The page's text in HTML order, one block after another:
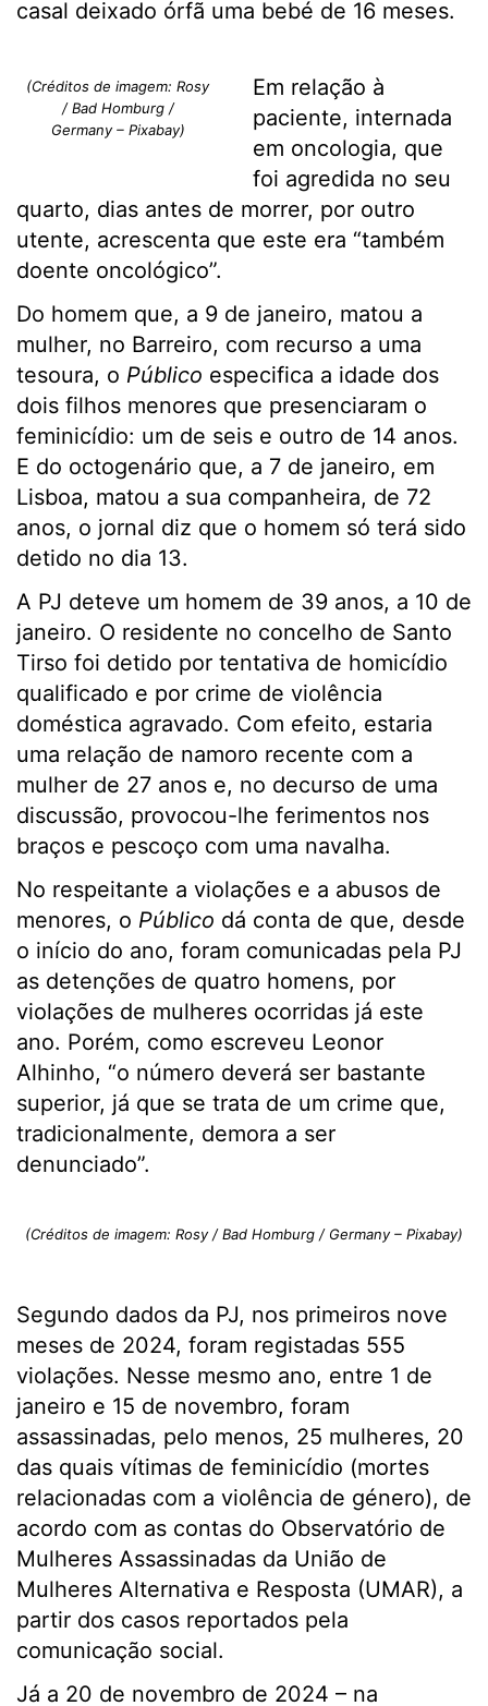
casal deixado órfã uma bebé de 16 meses.
(Créditos de imagem: Rosy
/ Bad Homburg /
Germany – Pixabay)
Em relação à
paciente, internada
em oncologia, que
foi agredida no seu
quarto, dias antes de morrer, por outro
utente, acrescenta que este era “também
doente oncológico”.
Do homem que, a 9 de janeiro, matou a
mulher, no Barreiro, com recurso a uma
tesoura, o Público especifica a idade dos
dois filhos menores que presenciaram o
feminicídio: um de seis e outro de 14 anos.
E do octogenário que, a 7 de janeiro, em
Lisboa, matou a sua companheira, de 72
anos, o jornal diz que o homem só terá sido
detido no dia 13.
A PJ deteve um homem de 39 anos, a 10 de
janeiro. O residente no concelho de Santo
Tirso foi detido por tentativa de homicídio
qualificado e por crime de violência
doméstica agravado. Com efeito, estaria
uma relação de namoro recente com a
mulher de 27 anos e, no decurso de uma
discussão, provocou-lhe ferimentos nos
braços e pescoço com uma navalha.
No respeitante a violações e a abusos de
menores, o Público dá conta de que, desde
o início do ano, foram comunicadas pela PJ
as detenções de quatro homens, por
violações de mulheres ocorridas já este
ano. Porém, como escreveu Leonor
Alhinho, “o número deverá ser bastante
superior, já que se trata de um crime que,
tradicionalmente, demora a ser
denunciado”.
(Créditos de imagem: Rosy / Bad Homburg / Germany – Pixabay)
Segundo dados da PJ, nos primeiros nove
meses de 2024, foram registadas 555
violações. Nesse mesmo ano, entre 1 de
janeiro e 15 de novembro, foram
assassinadas, pelo menos, 25 mulheres, 20
das quais vítimas de feminicídio (mortes
relacionadas com a violência de género), de
acordo com as contas do Observatório de
Mulheres Assassinadas da União de
Mulheres Alternativa e Resposta (UMAR), a
partir dos casos reportados pela
comunicação social.
Já a 20 de novembro de 2024 – na